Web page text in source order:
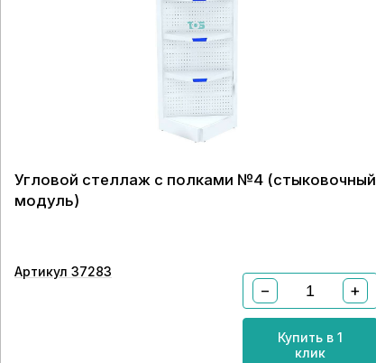
Угловой стеллаж с полками №4 (стыковочный
модуль)
Артикул 37283
− +
Купить в 1
клик